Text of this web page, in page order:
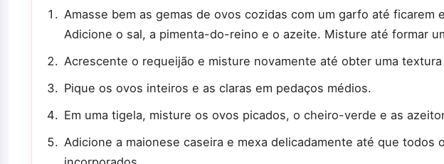
Amasse bem as gemas de ovos cozidas com um garfo até ficarem
Adicione o sal, a pimenta-do-reino e o azeite. Misture até formar
Acrescente o requeijão e misture novamente até obter uma
Pique os ovos inteiros e as claras em pedaços médios.
Em uma tigela, misture os ovos picados, o cheiro-verde e as
Adicione a maionese caseira e mexa delicadamente até que todos